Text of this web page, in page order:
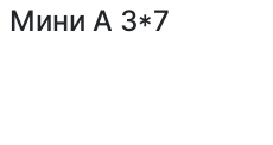
Мини А 3*7